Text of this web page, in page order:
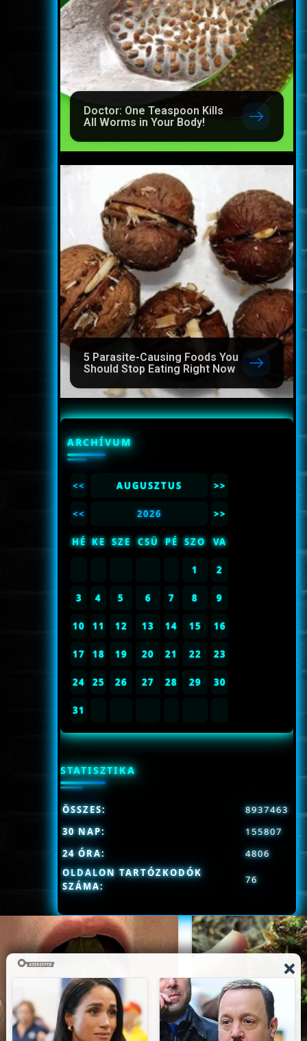
Doctor: One Teaspoon Kills
All Worms in Your Body!
5 Parasite-Causing Foods You
Should Stop Eating Right Now
ARCHÍVUM
<< AUGUSZTUS >>
<< 2026 >>
HÉ KE SZE CSÜ PÉ SZO VA
1 2
3 4 5 6 7 8 9
10 11 12 13 14 15 16
17 18 19 20 21 22 23
24 25 26 27 28 29 30
31
STATISZTIKA
OLDALON TARTÓZKODÓK
SZÁMA:
76
ÖSSZES:
8937463
30 NAP:
155807
24 ÓRA:
4806